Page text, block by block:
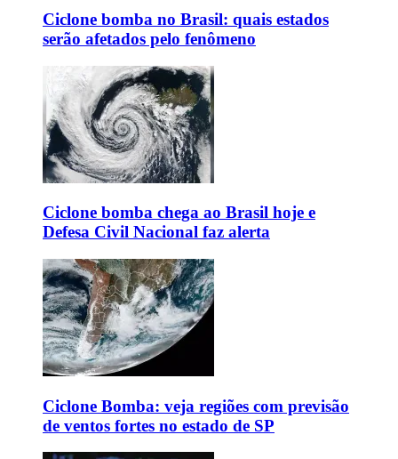
Ciclone bomba no Brasil: quais estados
serão afetados pelo fenômeno
Ciclone bomba chega ao Brasil hoje e
Defesa Civil Nacional faz alerta
Ciclone Bomba: veja regiões com previsão
de ventos fortes no estado de SP